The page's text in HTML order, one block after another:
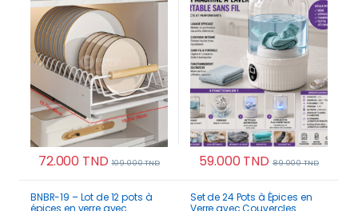
72.000 TND 109.000TND 59.000TND 89.000TND
BNBR-19 – Lot de 12 pots à
épices en verre avec
Set de 24 Pots à Épices en
Verre avec Couvercles